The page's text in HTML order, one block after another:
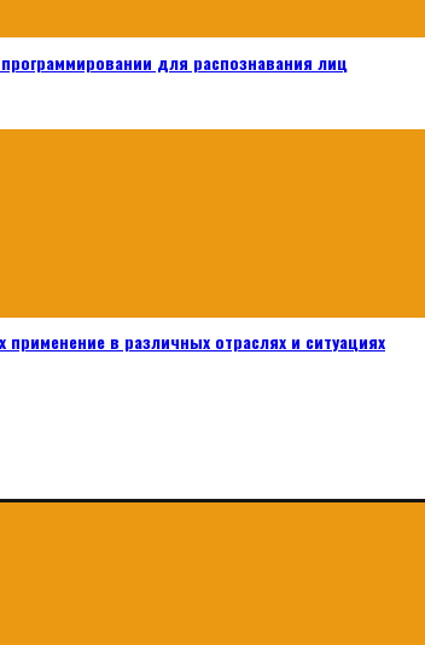
для распознавания лиц
в различных отраслях и ситуациях